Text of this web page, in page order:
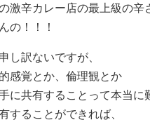
激辛カレー店の最上級の辛
の！！！
し訳ないですが、
感覚とか、倫理観とか
に共有することって本当に
することができれば、